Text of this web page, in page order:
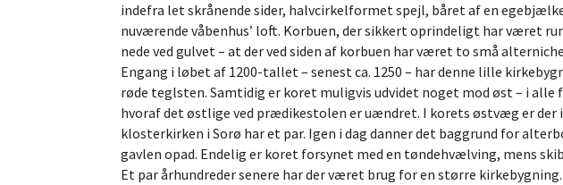
indefra let skrånende sider, halvcirkelformet spejl, båret af en
nuværende våbenhus’ loft. Korbuen, der sikkert oprindeligt har været
nede ved gulvet – at der ved siden af korbuen har været to små
Engang i løbet af 1200-tallet – senest ca. 1250 – har denne lille
røde teglsten. Samtidig er koret muligvis udvidet noget mod øst – i
hvoraf det østlige ved prædikestolen er uændret. I korets østvæg er der
klosterkirken i Sorø har et par. Igen i dag danner det baggrund for
gavlen opad. Endelig er koret forsynet med en tøndehvælving, mens
Et par århundreder senere har der været brug for en større